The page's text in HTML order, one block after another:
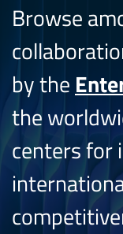
Browse
by the
the
centers for